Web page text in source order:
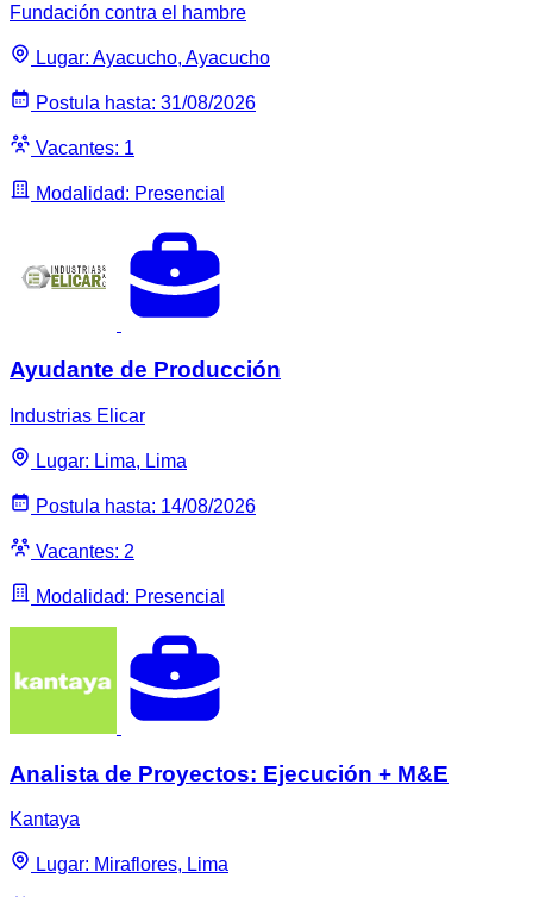
Fundación contra el hambre
Lugar: Ayacucho, Ayacucho
Postula hasta: 31/08/2026
Vacantes: 1
Modalidad: Presencial
Ayudante de Producción
Industrias Elicar
Lugar: Lima, Lima
Postula hasta: 14/08/2026
Vacantes: 2
Modalidad: Presencial
Analista de Proyectos: Ejecución + M&E
Kantaya
Lugar: Miraflores, Lima